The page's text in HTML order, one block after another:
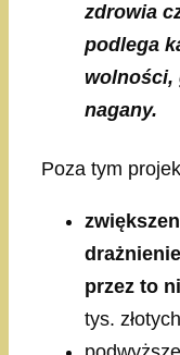
zdrowia
podlega
wolności,
nagany.
Poza tym
przez to
tys.